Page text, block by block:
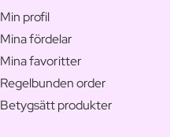
Min profil
Mina fördelar
Mina favoritter
Regelbunden order
Betygsätt produkter